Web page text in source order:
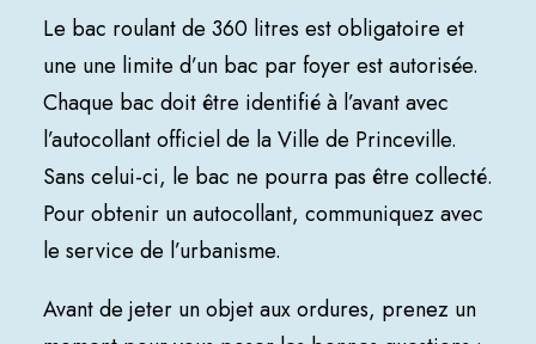
Le bac roulant de 360 litres est obligatoire et
une une limite d’un bac par foyer est autorisée.
Chaque bac doit être identifié à l’avant avec
l’autocollant officiel de la Ville de Princeville.
Sans celui-ci, le bac ne pourra pas être collecté.
Pour obtenir un autocollant, communiquez avec
le service de l’urbanisme.
Avant de jeter un objet aux ordures, prenez un